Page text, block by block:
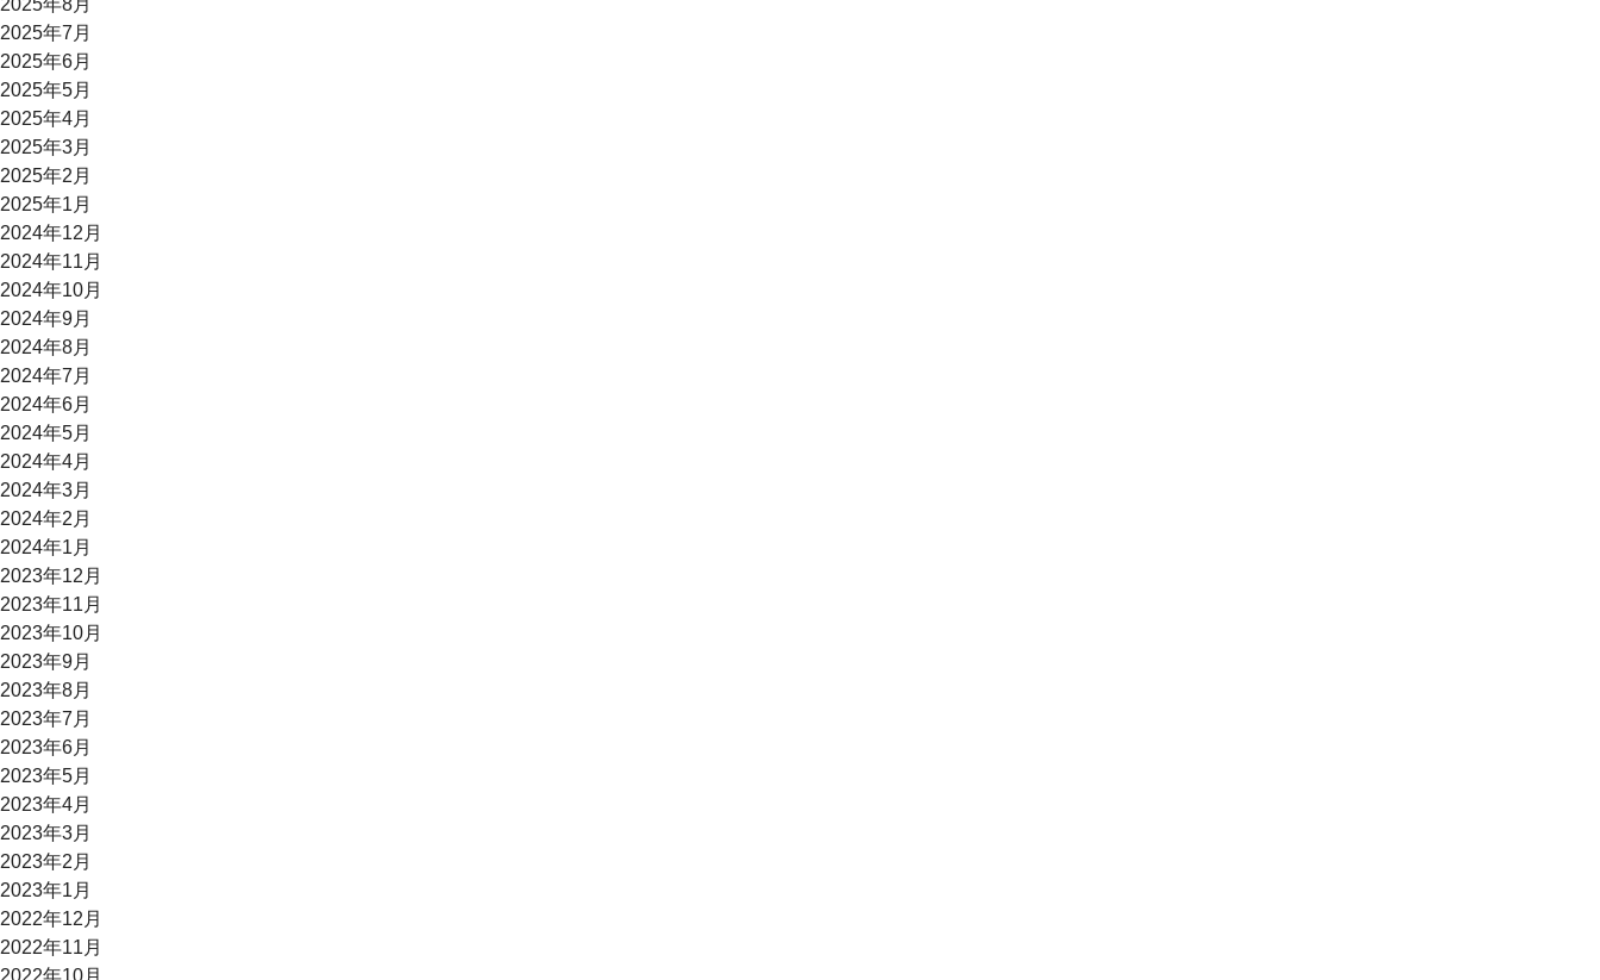
2025年8月
2025年7月
2025年6月
2025年5月
2025年4月
2025年3月
2025年2月
2025年1月
2024年12月
2024年11月
2024年10月
2024年9月
2024年8月
2024年7月
2024年6月
2024年5月
2024年4月
2024年3月
2024年2月
2024年1月
2023年12月
2023年11月
2023年10月
2023年9月
2023年8月
2023年7月
2023年6月
2023年5月
2023年4月
2023年3月
2023年2月
2023年1月
2022年12月
2022年11月
2022年10月